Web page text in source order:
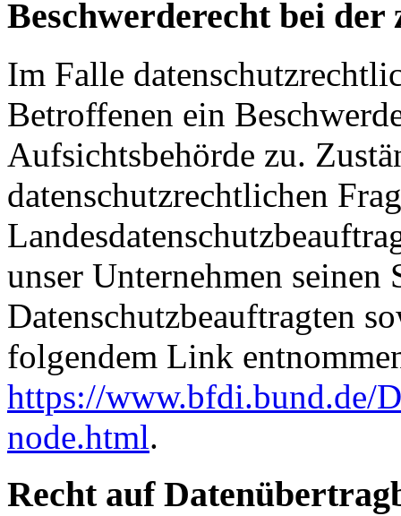
Beschwerderecht bei
Im Falle
Betroffenen ein
Aufsichtsbehörde zu.
datenschutzrechtlichen
unser Unternehmen
Datenschutzbeauftragten
folgendem Link
https://www.bfdi.bund.de/
node.html.
Recht auf